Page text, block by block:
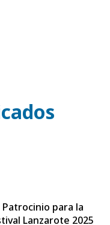
para la
Lanzarote 2025